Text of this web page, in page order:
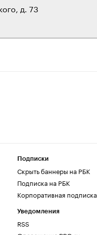
д. 73
Подписки
Скрыть баннеры на РБК
Подписка на РБК
Корпоративная подписка
Уведомления
RSS